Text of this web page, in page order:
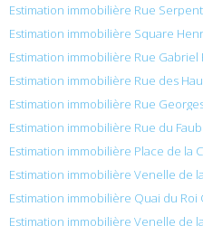
Estimation immobilière Rue
Estimation immobilière Square
Estimation immobilière Rue Gabriel
Estimation immobilière Rue des
Estimation immobilière Rue
Estimation immobilière Rue du
Estimation immobilière Place de la
Estimation immobilière Venelle de
Estimation immobilière Quai du Roi
Estimation immobilière Venelle de